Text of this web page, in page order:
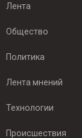
Лента
Общество
Политика
Лента мнений
Технологии
Происшествия